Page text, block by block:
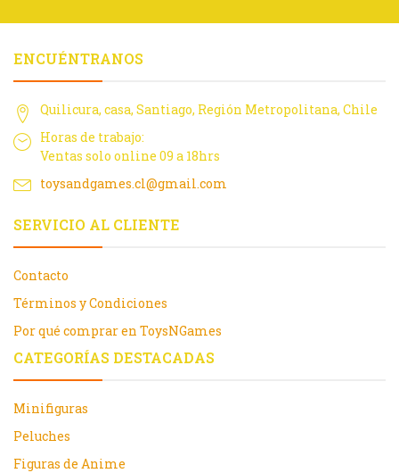
ENCUÉNTRANOS
Quilicura, casa, Santiago, Región Metropolitana, Chile
Horas de trabajo:
Ventas solo online 09 a 18hrs
toysandgames.cl@gmail.com
SERVICIO AL CLIENTE
Contacto
Términos y Condiciones
Por qué comprar en ToysNGames
CATEGORÍAS DESTACADAS
Minifiguras
Peluches
Figuras de Anime